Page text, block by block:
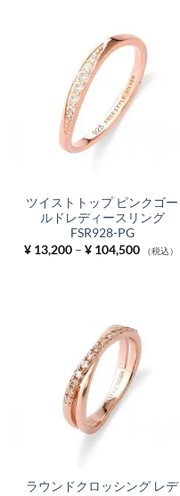
ツイストトップ ピンクゴー
ルドレディースリング
FSR928-PG
¥13,200 – ¥104,500価
格
（税込）
ラウンドクロッシング レデ